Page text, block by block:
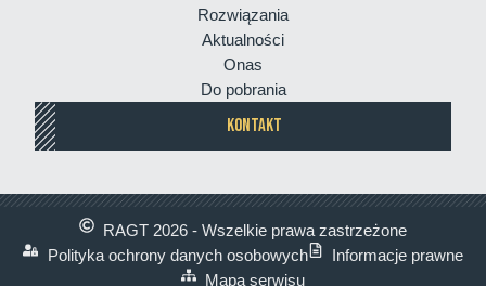
Rozwiązania
Aktualności
Onas
Do pobrania
KONTAKT
RAGT 2026 - Wszelkie prawa zastrzeżone
Polityka ochrony danych osobowych
Informacje prawne
Mapa serwisu